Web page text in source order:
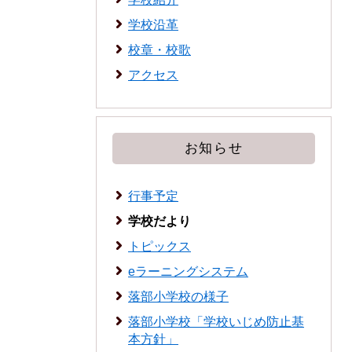
学校沿革
校章・校歌
アクセス
お知らせ
行事予定
学校だより
トピックス
eラーニングシステム
落部小学校の様子
落部小学校「学校いじめ防止基
本方針」